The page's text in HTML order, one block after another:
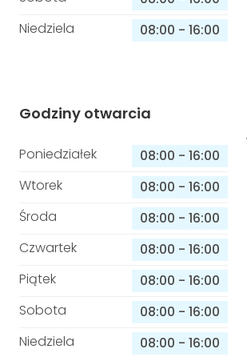
Niedziela
08:00 - 16:00
Godziny otwarcia
Poniedziałek 08:00 - 16:00
Wtorek
08:00 - 16:00
Środa
08:00 - 16:00
Czwartek
08:00 - 16:00
Piątek
08:00 - 16:00
Sobota
08:00 - 16:00
Niedziela
08:00 - 16:00